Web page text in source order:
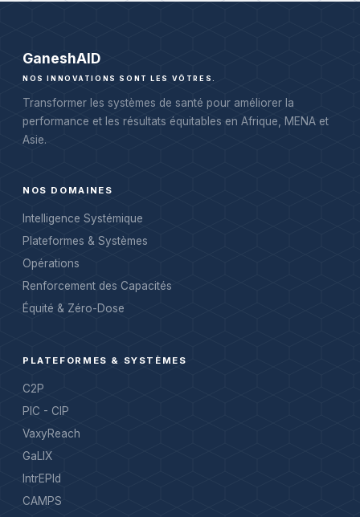
GaneshAID
NOS INNOVATIONS SONT LES VÔTRES.
Transformer les systèmes de santé pour améliorer la
performance et les résultats équitables en Afrique, MENA et
Asie.
NOS DOMAINES
Intelligence Systémique
Plateformes & Systèmes
Opérations
Renforcement des Capacités
Équité & Zéro-Dose
PLATEFORMES & SYSTÈMES
C2P
PIC - CIP
VaxyReach
GaLIX
IntrEPId
CAMPS